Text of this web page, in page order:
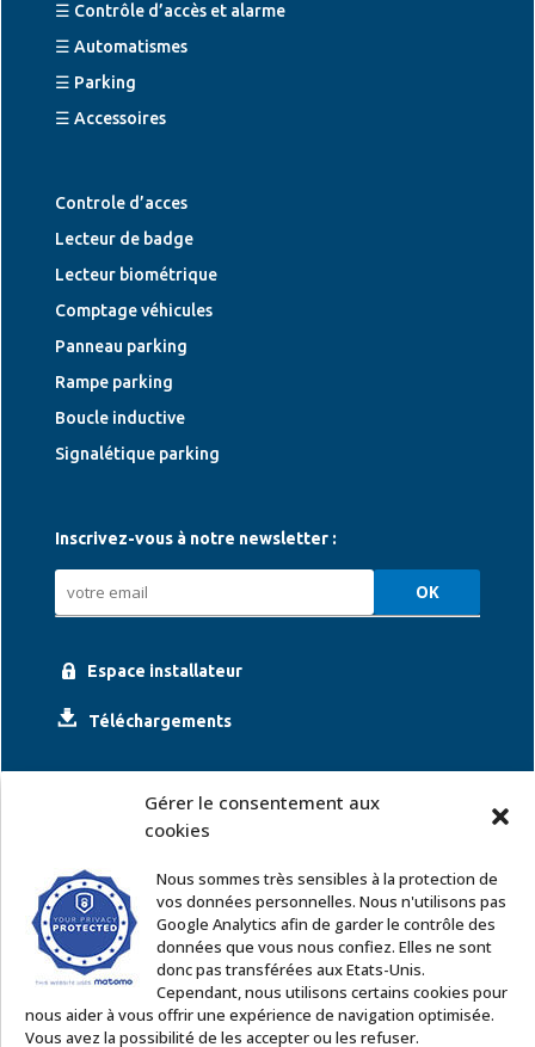
Gérer le consentement aux
cookies
Nous sommes très sensibles à la protection de
vos données personnelles. Nous n'utilisons pas
Google Analytics afin de garder le contrôle des
données que vous nous confiez. Elles ne sont
donc pas transférées aux Etats-Unis.
Cependant, nous utilisons certains cookies pour
nous aider à vous offrir une expérience de navigation optimisée.
Vous avez la possibilité de les accepter ou les refuser.
☰ Contrôle d’accès et alarme
☰ Automatismes
☰ Parking
☰ Accessoires
Controle d’acces
Lecteur de badge
Lecteur biométrique
Comptage véhicules
Panneau parking
Rampe parking
Boucle inductive
Signalétique parking
Inscrivez-vous à notre newsletter :
Espace installateur
Téléchargements
ACCOR SOLUTIONS
2 rue Léonard de Vinci – 91220 Le Plessis Pâté
Tél. : 01 60 85 64 62
Email:commercial@accor-solutions.com